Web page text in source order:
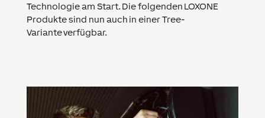
Technologie am Start. Die folgenden LOXONE
Produkte sind nun auch in einer Tree-
Variante verfügbar.